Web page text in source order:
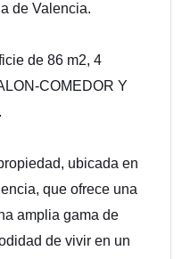
de Valencia.
de 86 m2, 4
COMEDOR Y
ubicada en
que ofrece una
amplia gama de
de vivir en un